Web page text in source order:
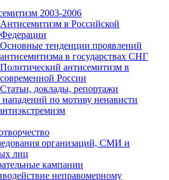
2003-2006
Антисемитизм в Российской
Федерации
Основные тенденции проявлений
антисемитизма в государствах СНГ
Политический антисемитизм в
современной России
Статьи, доклады, репортажи
нападений по мотиву ненависти
организаций, СМИ и
лиц
кампании
неправомерному